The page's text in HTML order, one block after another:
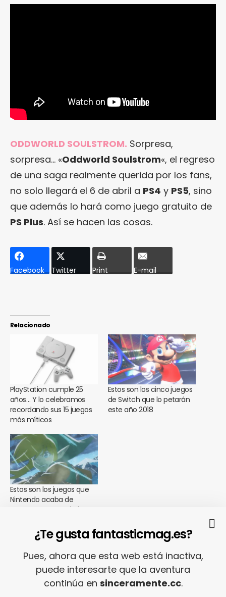
ODDWORLD SOULSTROM. Sorpresa,
sorpresa… «Oddworld Soulstrom«, el regreso
de una saga realmente querida por los fans,
no solo llegará el 6 de abril a PS4 y PS5, sino
que además lo hará como juego gratuito de
PS Plus. Así se hacen las cosas.
Facebook Twitter Print E-mail
Relacionado
PlayStation cumple 25
años… Y lo celebramos
recordando sus 15 juegos
más míticos
Estos son los cinco juegos
de Switch que lo petarán
este año 2018
Estos son los juegos que
Nintendo acaba de
presentar para Switch y
en este año 2019
SHARE TWEET
¿Te gusta fantasticmag.es?
Pues, ahora que esta web está inactiva,
puede interesarte que la aventura
continúa en sinceramente.cc.